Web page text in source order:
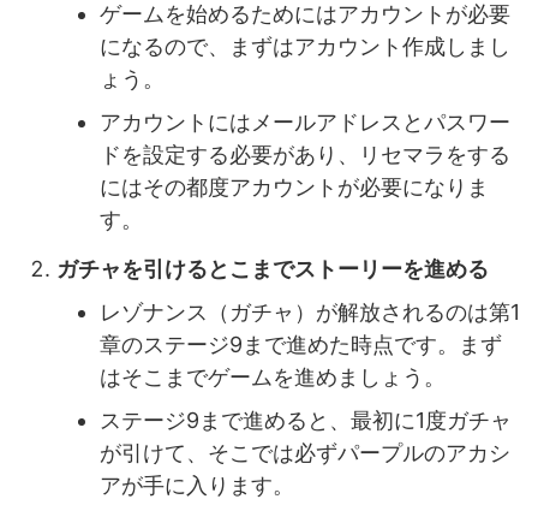
ゲームを始めるためにはアカウントが必要
になるので、まずはアカウント作成しまし
ょう。
アカウントにはメールアドレスとパスワー
ドを設定する必要があり、リセマラをする
にはその都度アカウントが必要になりま
す。
ガチャを引けるとこまでストーリーを進める
レゾナンス（ガチャ）が解放されるのは第1
章のステージ9まで進めた時点です。まず
はそこまでゲームを進めましょう。
ステージ9まで進めると、最初に1度ガチャ
が引けて、そこでは必ずパープルのアカシ
アが手に入ります。